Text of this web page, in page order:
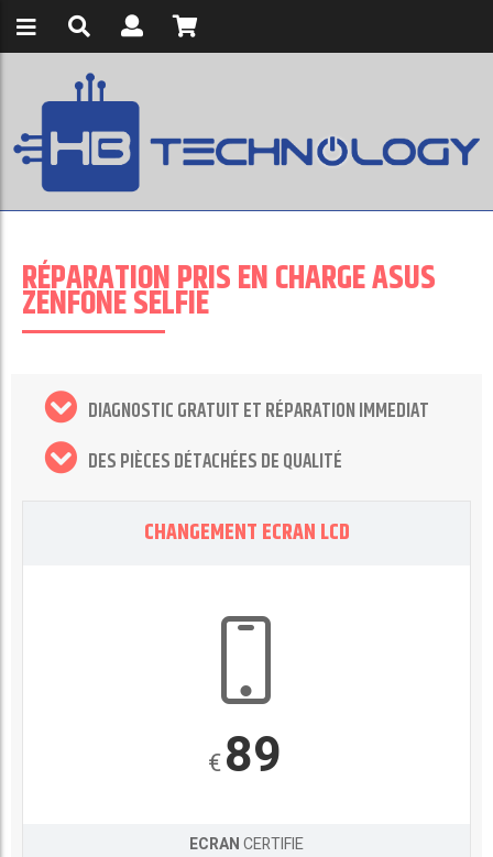
RÉPARATION PRIS EN CHARGE ASUS
ZENFONE SELFIE
DIAGNOSTIC GRATUIT ET RÉPARATION IMMEDIAT
DES PIÈCES DÉTACHÉES DE QUALITÉ
CHANGEMENT ECRAN LCD
€89
ECRANCERTIFIE